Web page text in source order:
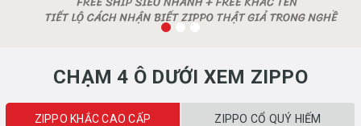
CHẠM 4 Ô DƯỚI XEM ZIPPO
ZIPPO KHẮC CAO CẤP ZIPPO CỔ QUÝ HIẾM